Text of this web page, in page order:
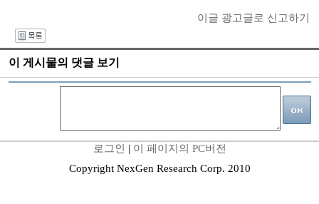
이글 광고글로 신고하기
이 게시물의 댓글 보기
로그인 | 이 페이지의 PC버전
Copyright NexGen Research Corp. 2010